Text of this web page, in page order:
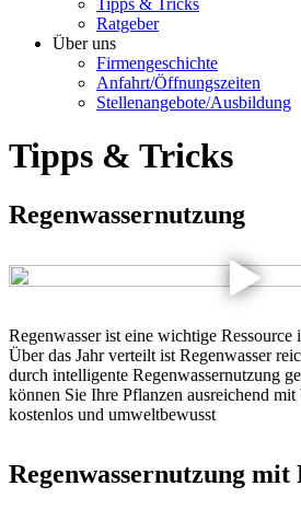
Ratgeber
Über uns
Firmengeschichte
Anfahrt/Öffnungszeiten
Stellenangebote/Ausbildung
Tipps & Tricks
Regenwassernutzung
Regenwasser ist eine wichtige
Über das Jahr verteilt ist Regenwasser
durch intelligente Regenwassernutzung
können Sie Ihre Pflanzen ausreichend mit
kostenlos und umweltbewusst
Regenwassernutzung mit